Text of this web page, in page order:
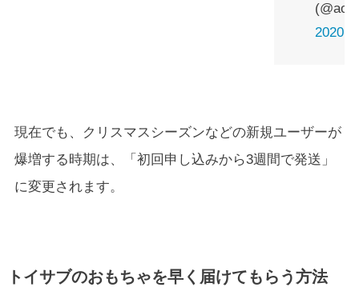
2020
現在でも、クリスマスシーズンなどの新規ユーザーが
爆増する時期は、「初回申し込みから3週間で発送」
に変更されます。
トイサブのおもちゃを早く届けてもらう方法